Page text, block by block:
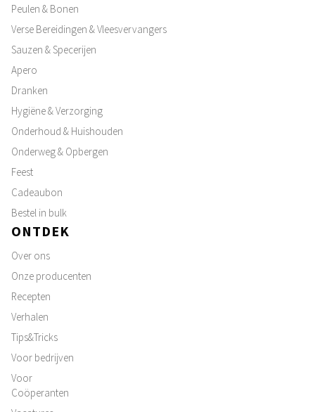
Peulen & Bonen
Verse Bereidingen & Vleesvervangers
Sauzen & Specerijen
Apero
Dranken
Hygiëne & Verzorging
Onderhoud & Huishouden
Onderweg & Opbergen
Feest
Cadeaubon
Bestel in bulk
ONTDEK
Over ons
Onze producenten
Recepten
Verhalen
Tips&Tricks
Voor bedrijven
Voor
Coöperanten